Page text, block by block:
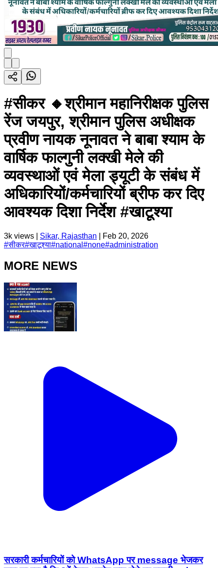
#सीकर 🔸श्रीमान महानिरीक्षक पुलिस
रेंज जयपुर, श्रीमान पुलिस अधीक्षक
प्रवीण नायक नूनावत ने बाबा श्याम के
वार्षिक फाल्गुनी लक्खी मेले की
व्यवस्थाओं एवं मेला ड्यूटी के संबंध में
अधिकारियों/कर्मचारियों ब्रीफ कर दिए
आवश्यक दिशा निर्देश #खाटूश्या
3k views | Sikar, Rajasthan
Feb 20, 2026
#सीकर#खाटूश्या#national #none#administration
MORE NEWS
सरकारी कर्मचारियों को WhatsApp पर message भेजकर